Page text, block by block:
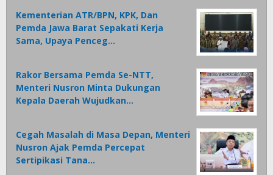
Kementerian ATR/BPN, KPK, Dan
Pemda Jawa Barat Sepakati Kerja
Sama, Upaya Penceg…
Rakor Bersama Pemda Se-NTT,
Menteri Nusron Minta Dukungan
Kepala Daerah Wujudkan…
Cegah Masalah di Masa Depan, Menteri
Nusron Ajak Pemda Percepat
Sertipikasi Tana…